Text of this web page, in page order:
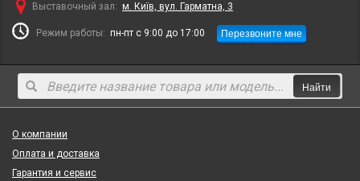
Выставочный зал: м. Київ, вул. Гарматна, 3
Режим работы: пн-пт с 9:00 до 17:00 Перезвоните мне
Найти
О компании
Оплата и доставка
Гарантия и сервис